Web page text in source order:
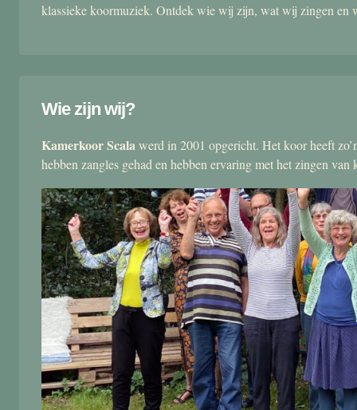
klassieke koormuziek. Ontdek wie wij zijn, wat wij zingen en
Wie zijn wij?
Kamerkoor Scalawerd in 2001 opgericht. Het koor heeft
hebben zangles gehad en hebben ervaring met het zingen van